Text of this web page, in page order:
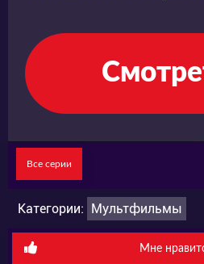
Все серии
Категории: Мультфильмы
Мне